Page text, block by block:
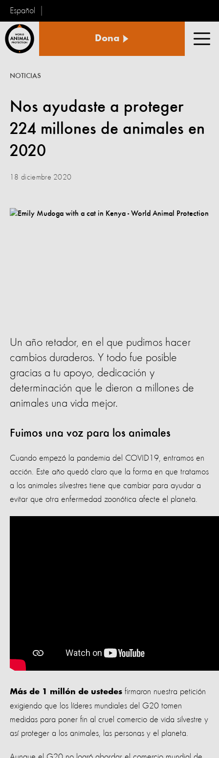
Español
Animal
Dona
Nos ayudaste a proteger
224 millones de animales en
2020
NOTICIAS
18 diciembre 2020
Un año retador, en el que pudimos hacer
cambios duraderos. Y todo fue posible
gracias a tu apoyo, dedicación y
determinación que le dieron a millones de
animales una vida mejor.
Fuimos una voz para los animales
Cuando empezó la pandemia del COVID19, entramos en
acción. Este año quedó claro que la forma en que tratamos
a los animales silvestres tiene que cambiar para ayudar a
evitar que otra enfermedad zoonótica afecte el planeta.
Más de 1 millón de ustedes firmaron nuestra petición
exigiendo que los líderes mundiales del G20 tomen
medidas para poner fin al cruel comercio de vida silvestre y
así proteger a los animales, las personas y el planeta.